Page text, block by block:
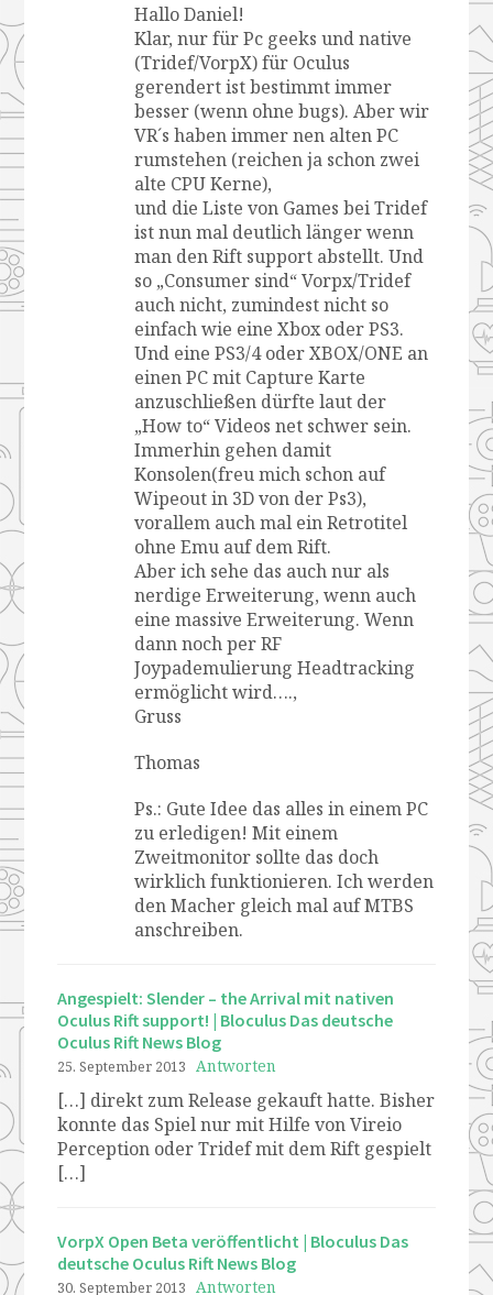
Hallo Daniel!
Klar, nur für Pc geeks und native
(Tridef/VorpX) für Oculus
gerendert ist bestimmt immer
besser (wenn ohne bugs). Aber wir
VR´s haben immer nen alten PC
rumstehen (reichen ja schon zwei
alte CPU Kerne),
und die Liste von Games bei Tridef
ist nun mal deutlich länger wenn
man den Rift support abstellt. Und
so „Consumer sind“ Vorpx/Tridef
auch nicht, zumindest nicht so
einfach wie eine Xbox oder PS3.
Und eine PS3/4 oder XBOX/ONE an
einen PC mit Capture Karte
anzuschließen dürfte laut der
„How to“ Videos net schwer sein.
Immerhin gehen damit
Konsolen(freu mich schon auf
Wipeout in 3D von der Ps3),
vorallem auch mal ein Retrotitel
ohne Emu auf dem Rift.
Aber ich sehe das auch nur als
nerdige Erweiterung, wenn auch
eine massive Erweiterung. Wenn
dann noch per RF
Joypademulierung Headtracking
ermöglicht wird….,
Gruss
Thomas
Ps.: Gute Idee das alles in einem PC
zu erledigen! Mit einem
Zweitmonitor sollte das doch
wirklich funktionieren. Ich werden
den Macher gleich mal auf MTBS
anschreiben.
Angespielt: Slender – the Arrival mit nativen
Oculus Rift support! | Bloculus Das deutsche
Oculus Rift News Blog
25. September 2013 Antworten
[…] direkt zum Release gekauft hatte. Bisher
konnte das Spiel nur mit Hilfe von Vireio
Perception oder Tridef mit dem Rift gespielt
[…]
VorpX Open Beta veröffentlicht | Bloculus Das
deutsche Oculus Rift News Blog
30. September 2013 Antworten